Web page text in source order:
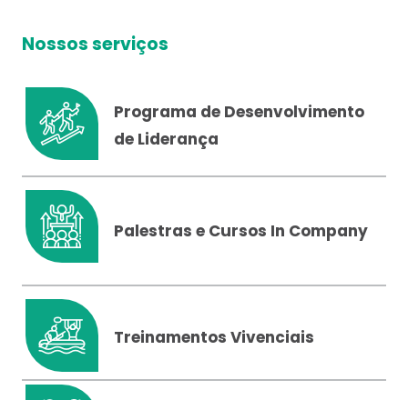
Nossos serviços
Programa de Desenvolvimento
de Liderança
Palestras e Cursos In Company
Treinamentos Vivenciais